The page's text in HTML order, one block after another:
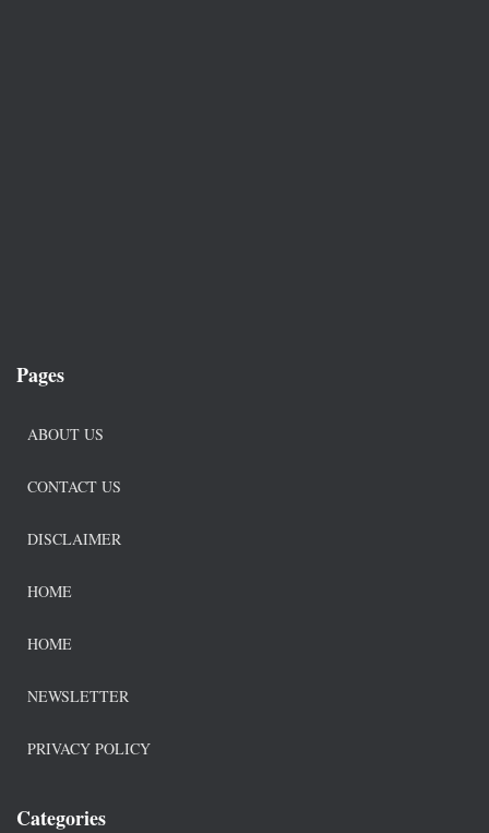
Pages
ABOUT US
CONTACT US
DISCLAIMER
HOME
HOME
NEWSLETTER
PRIVACY POLICY
Categories